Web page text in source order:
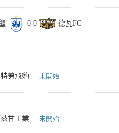
0-0
德瓦FC
特勞飛豹 未開始
甘工業 未開始